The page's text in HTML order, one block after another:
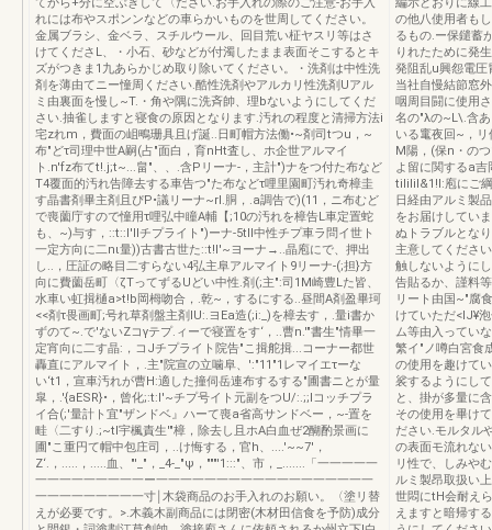
れには布やスポンンなどの車らかいものを世周してください。
金属ブラシ、金ベラ、スチルウール、回目荒い柾ヤスリ等はさ
けてくださL、・小石、砂などが付濁したまま表面そこするとキ
ズがつきま1九あらかじめ取り除いてください。・洗剤は中性洗
剤を薄由てニー憧周ください.酷性洗剤やアルカリ性洗剤Uアル
ミ由裏面を慢し~T.・角や隅に洗斉帥、理bないようにしてくだ
さい.抽雀しますと寝食の原因となります.汚れの程度と清掃方法i
宅zれm，費面の岨鴫珊具且げ誕..日町帽方法働•~剤司tつu，~
布"どτ司理中世A嗣(占"面白，育nHt査し、ホ企世アルマイ
ト.n'fz布てt!.j;t~...畠"、、.含Pリーナ-，主計")ナをつ付た布など
T4覆面的汚れ告障去する車告つ"た布などτ哩里園町汚れ奇樟圭
す晶書剤畢主剤且ぴP•議リーナ~rl.胴，.a調告で)(11，ニ布むど
で喪薗庁すので憧用τ哩弘中瞳A輔【;10の汚れを樟告L車定置蛇
も、~)与す，::t::l'llチプライト")ーナ-5tll中性チプ車ラ問イ世ト
一定方向に二nι量))古書古世た::t!l'~ヨーナ→..晶庖にで、押出
し..，圧証の略目二すらない4弘主阜アルマイト9リーナ-(;担}方
向に費薗岳町〈ζTってずるUどい中性.剤(;主":司1M崎豊Lた皆、
水車い虹揖樋a>t!b岡栂吻合，.乾~，するにする..昼間A剤盈畢珂
<<剤τ畏画町;号れ草剤盤主剤IU:.ヨEa造(;i:_)を樟去す，.量i書か
ずのて~.で'ないZコγテプ.ィーで寝置をす‘，..曹n.'"書生"情畢一
定宵向に二す晶:，コJチプライト院告"こ揖舵揖...コーナー都世
轟直にアルマイト，.主"院宣の立噛阜、':"11"1レマイエτーな
い‘t1，宣車汚れが曹H:適した撞伺岳連布するする"圃書ニとが量
皐，.'{aESR}•，曾化;:t:l'~チプ号イト元副をつU/:.;;lコッチプラ
イ合(;'量計ト宜"ザンドベ』ハーて喪a省高サンドベー，~-置を
畦〈二すり.;~tl宇楓責生'"樟，除去し且ホA白血ぜ2醐酌景画に
圃"こ重円て帽中包庄司，..け悔する，官h、....'~~7'，
Z‘.，.....，.....血、"'_"，_4-_"ψ，"""'1:::"、市，_.......「一一一一一
一一一一一一一一一ー一一一一一一一一一一一一一一一一一一
一一一一一一一一一寸￨木袋商品のお手入れのお願い。〈塗リ替
えが必要です。>.木義木副商品には閉密(木材田信食を予防)成分
の他八使用者も
るもの.ー保鑓蓄
りれたために発
発阻乱u興怨電圧
当社自慢結節窓
咽周目闘に使用
名の"λの~L\.含
いる竃夜回~，リ
M陽，(保n・の
よ留に関するa吉
tililil&1!l:庖にご
日経由アルミ製
をお届けしてい
ぬトラブルとな
主意してくださ
触しないように
告貼るか、謹料
リート由国~"腐
けていただ<IJ¥
ム等由入ってい
繁イ"ノ噂白宮食
の使用を趣けて
裟するようにし
と、掛が多量に
その使用を畢け
ださい.モルタル
の表面モ流れな
リ性で、しみや
ルミ製昂取扱い
世悶にtH会耐え
えますと暗帰す